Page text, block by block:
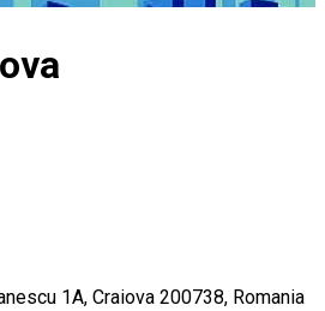
1A, Craiova 200738, Romania